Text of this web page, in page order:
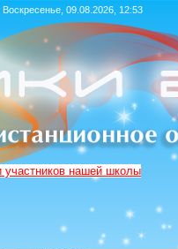
Воскресенье, 09.08.2026, 12:53
участников нашей школы